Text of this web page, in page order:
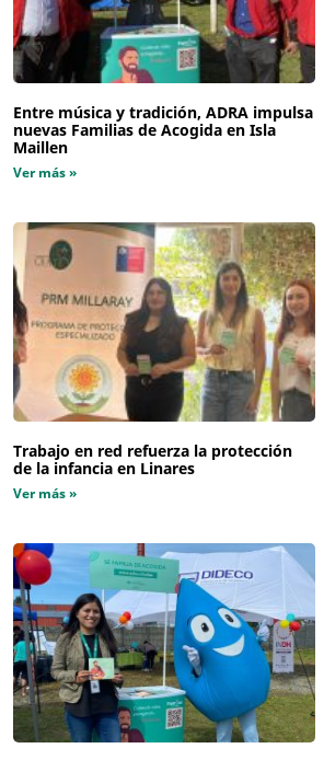
Entre música y tradición, ADRA impulsa
nuevas Familias de Acogida en Isla
Maillen
Ver más »
Trabajo en red refuerza la protección
de la infancia en Linares
Ver más »